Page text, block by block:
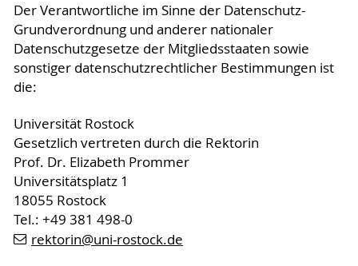
Der Verantwortliche im Sinne der Datenschutz-
Grundverordnung und anderer nationaler
Datenschutzgesetze der Mitgliedsstaaten sowie
sonstiger datenschutzrechtlicher Bestimmungen ist
die:
Universität Rostock
Gesetzlich vertreten durch die Rektorin
Prof. Dr. Elizabeth Prommer
Universitätsplatz 1
18055 Rostock
Tel.: +49 381 498-0
rektorin@uni-rostock.de